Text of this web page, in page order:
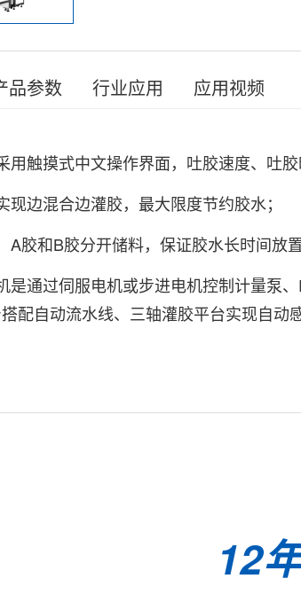
品参数 行业应用 应用视频
用触摸式中文操作界面，吐胶速度、吐胶
现边混合边灌胶，最大限度节约胶水；
A胶和B胶分开储料，保证胶水长时间放
是通过伺服电机或步进电机控制计量泵
配自动流水线、三轴灌胶平台实现自动
X/Y：
&plusmn;0.02mm
12